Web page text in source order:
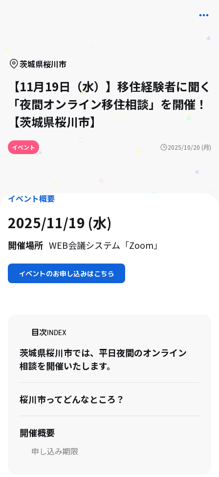
茨城県桜川市
【11月19日（水）】移住経験者に聞く
「夜間オンライン移住相談」を開催！
【茨城県桜川市】
イベント 2025/10/20 (月)
イベント概要
2025/11/19 (水)
開催場所 WEB会議システム「Zoom」
イベントのお申し込みはこちら
目次INDEX
茨城県桜川市では、平日夜間のオンライン
相談を開催いたします。
桜川市ってどんなところ？
開催概要
申し込み期限